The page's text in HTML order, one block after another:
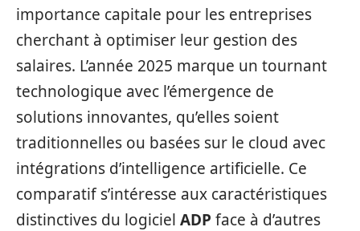
importance capitale pour les entreprises
cherchant à optimiser leur gestion des
salaires. L’année 2025 marque un tournant
technologique avec l’émergence de
solutions innovantes, qu’elles soient
traditionnelles ou basées sur le cloud avec
intégrations d’intelligence artificielle. Ce
comparatif s’intéresse aux caractéristiques
distinctives du logiciel ADP face à d’autres